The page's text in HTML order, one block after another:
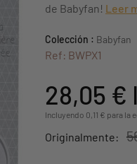
de Babyfan! Leer
Colección : Babyfan
Ref: BWPX1
28,05 €
Incluyendo 0,11 € para la
Originalmente: